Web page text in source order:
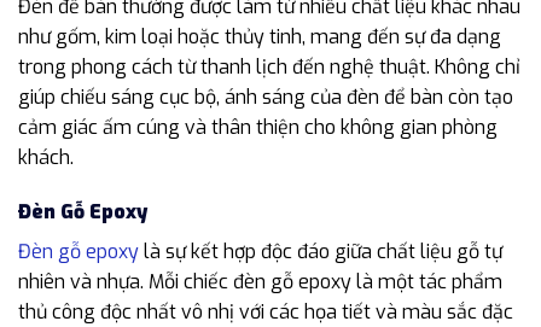
Đèn để bàn thường được làm từ nhiều chất liệu khác nhau
như gốm, kim loại hoặc thủy tinh, mang đến sự đa dạng
trong phong cách từ thanh lịch đến nghệ thuật. Không chỉ
giúp chiếu sáng cục bộ, ánh sáng của đèn để bàn còn tạo
cảm giác ấm cúng và thân thiện cho không gian phòng
khách.
Đèn Gỗ Epoxy
Đèn gỗ epoxylà sự kết hợp độc đáo giữa chất liệu gỗ tự
nhiên và nhựa. Mỗi chiếc đèn gỗ epoxy là một tác phẩm
thủ công độc nhất vô nhị với các họa tiết và màu sắc đặc